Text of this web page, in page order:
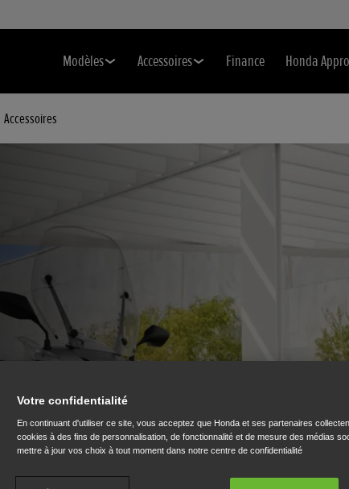
Modèles Accessoires Finance Honda
Accessoires
Votre confidentialité
En continuant d'utiliser ce site, vous acceptez que Honda et ses partenaires
cookies à des fins de personnalisation, de fonctionnalité et de mesure des médias
mettre à jour vos choix à tout moment dans notre centre de confidentialité